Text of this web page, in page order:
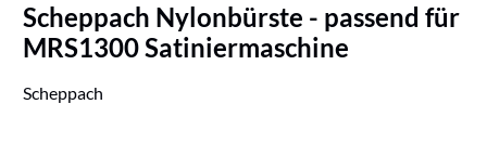
Scheppach Nylonbürste - passend für
MRS1300 Satiniermaschine
Scheppach